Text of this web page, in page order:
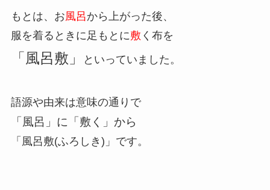
もとは、お風呂から上がった後、
服を着るときに足もとに敷 く布を
「風呂敷」 といっていました。
語源や由来は意味の通りで
「風呂」に「敷く」から
「風呂敷(ふろしき)」です。